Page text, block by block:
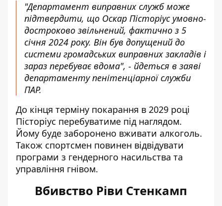
"Департамент виправних служб може
підтвердити, що Оскар Пісторіус умовно-
достроково звільнений, фактично з 5
січня 2024 року. Він був допущений до
системи громадських виправних закладів і
зараз перебуває вдома", - йдеться в заяві
департаменту пенітенціарної служби
ПАР.
До кінця терміну покарання в 2029 році
Пісторіус перебуватиме під наглядом.
Йому буде заборонено вживати алкоголь.
Також спортсмен повинен відвідувати
програми з гендерного насильства та
управління гнівом.
Вбивство Ріви Стенкамп